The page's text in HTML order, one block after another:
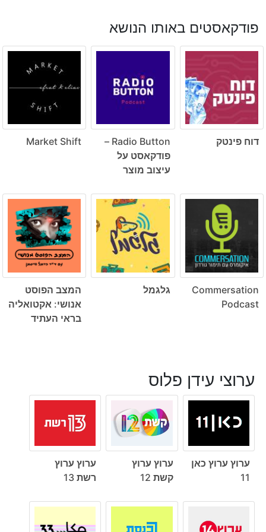
פודקאסטים באותו הנושא
דוח פינטק
Radio Button –
פודקאסט על
עיצוב מוצר
Market Shift
Commersation
Podcast
גלגמל
המצב הפוסט
אנושי: אקטואליה
בראי העתיד
ערוצי עידן פלוס
ערוץ ערוץ כאן
11
ערוץ ערוץ
קשת 12
ערוץ ערוץ
רשת 13